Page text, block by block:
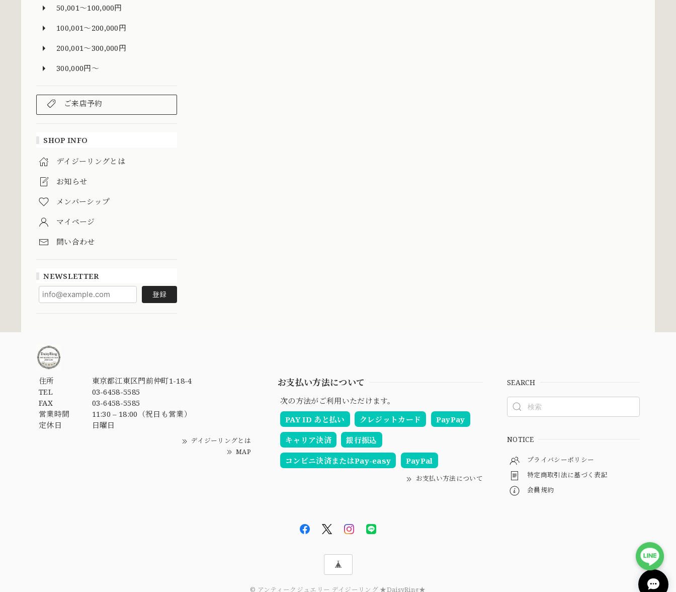
50,001～100,000円
100,001～200,000円
200,001～300,000円
300,000円～
ご来店予約
SHOP INFO
デイジーリングとは
お知らせ
メンバーシップ
マイページ
問い合わせ
NEWSLETTER
登録
住所
東京都江東区門前仲町1-18-4
TEL
03-6458-5585
FAX
03-6458-5585
営業時間
11:30 – 18:00（祝日も営業）
定休日
日曜日
デイジーリングとは
MAP
お支払い方法について
次の方法がご利用いただけます。
PAY ID あと払い
クレジットカード PayPay
キャリア決済 銀行振込
コンビニ決済またはPay-easy PayPal
お支払い方法について
SEARCH
NOTICE
プライバシーポリシー
特定商取引法に基づく表記
会員規約
© アンティークジュエリー デイジーリング ★DaisyRing★